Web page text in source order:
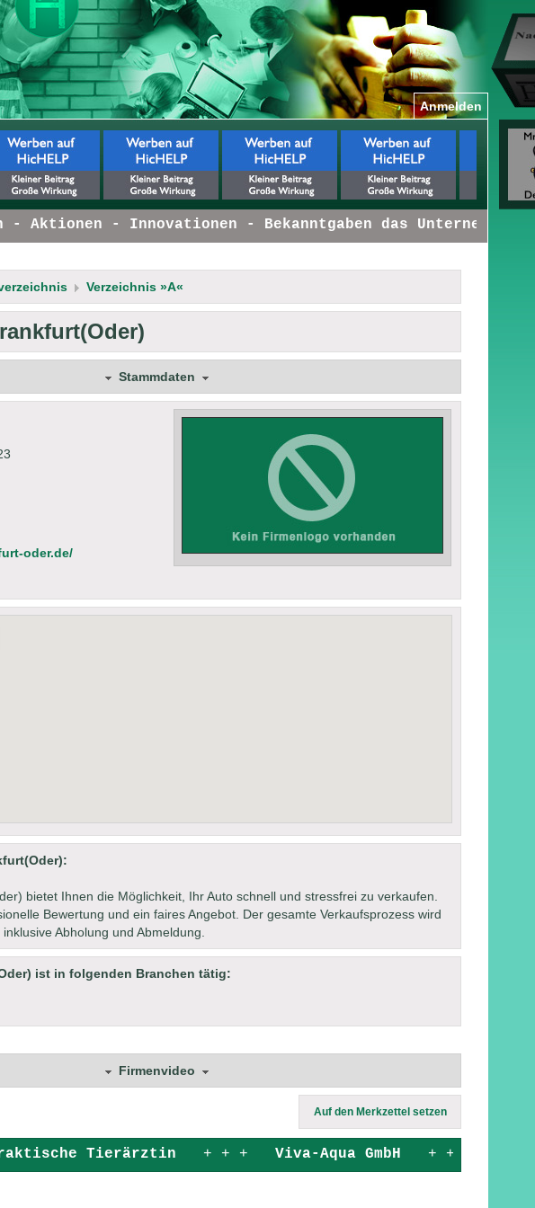
Anmelden
Aktionen - Innovationen - Bekanntgaben das Unternehmen
Verzeichnis »A«
Stammdaten
oder.de/
bietet Ihnen die Möglichkeit, Ihr Auto schnell und stressfrei zu verkaufen.
Bewertung und ein faires Angebot. Der gesamte Verkaufsprozess wird
Abholung und Abmeldung.
ist in folgenden Branchen tätig:
Firmenvideo
Auf den Merkzettel setzen
Tierärztin+ + + Viva-Aqua GmbH+ + +